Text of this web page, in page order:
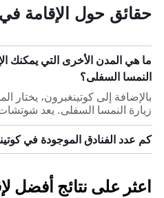
حقائق حول الإقامة
ما هي المدن الأخرى التي يمكنك
النمسا السفلى؟
بالإضافة إلى كوتينغبرون، يختار
زيارة النمسا السفلى. يعد شوتشات
كم عدد الفنادق الموجودة في
اعثر على نتائج أفضل